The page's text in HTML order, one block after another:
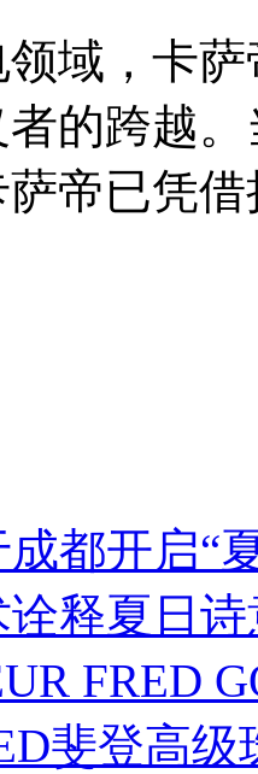
域，卡
的跨越
帝已凭
都开启“
释夏日诗
FRED
斐登高